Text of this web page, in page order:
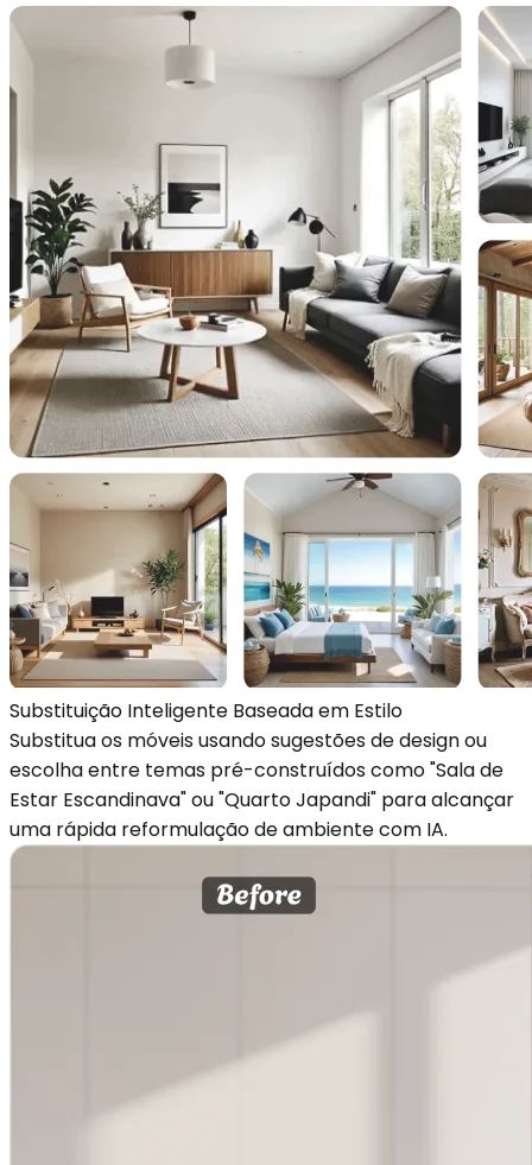
Substituição Inteligente Baseada em Estilo
Substitua os móveis usando sugestões de design ou
escolha entre temas pré-construídos como "Sala de
Estar Escandinava" ou "Quarto Japandi" para alcançar
uma rápida reformulação de ambiente com IA.